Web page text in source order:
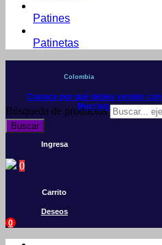
Patines
Patinetas
Colombia
Conoce por qué debes vender con
Mercleta
Búsqueda de productos
Buscar
Ingresa
0
Carrito
Deseos
0